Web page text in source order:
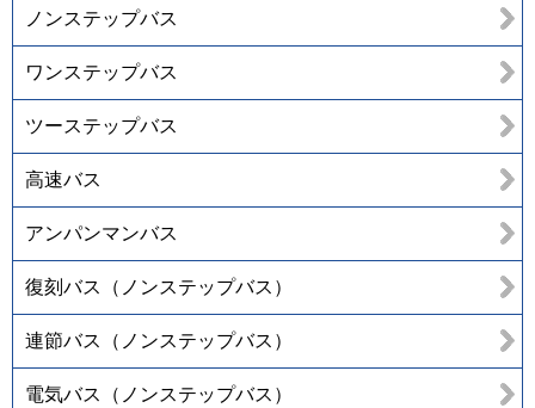
ノンステップバス
ワンステップバス
ツーステップバス
高速バス
アンパンマンバス
復刻バス（ノンステップバス）
連節バス（ノンステップバス）
電気バス（ノンステップバス）